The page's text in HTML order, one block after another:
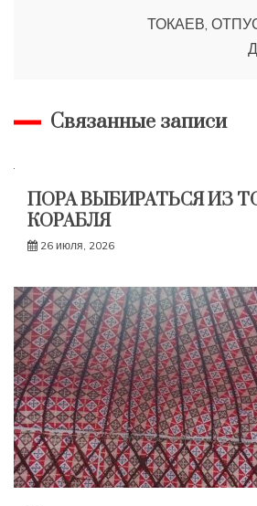
ТОКАЕВ,
Связанные записи
ПОРА ВЫБИРАТЬСЯ ИЗ
КОРАБЛЯ
26 июля, 2026